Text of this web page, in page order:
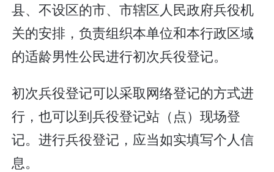
县、不设区的市、市辖区人民政府兵役机
关的安排，负责组织本单位和本行政区域
的适龄男性公民进行初次兵役登记。
初次兵役登记可以采取网络登记的方式进
行，也可以到兵役登记站（点）现场登
记。进行兵役登记，应当如实填写个人信
息。